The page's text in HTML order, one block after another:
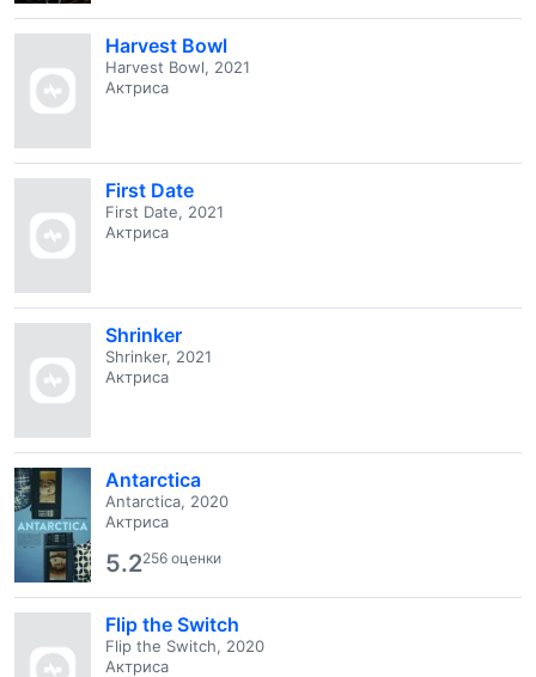
Harvest Bowl
Harvest Bowl, 2021
Актриса
First Date
First Date, 2021
Актриса
Shrinker
Shrinker, 2021
Актриса
Antarctica
Antarctica, 2020
Актриса
5.2256 оценки
Flip the Switch
Flip the Switch, 2020
Актриса